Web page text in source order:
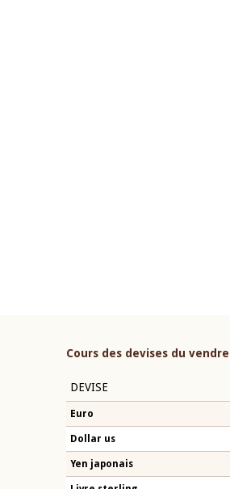
Cours des devises du
DEVISE
Euro
Dollar us
Yen japonais